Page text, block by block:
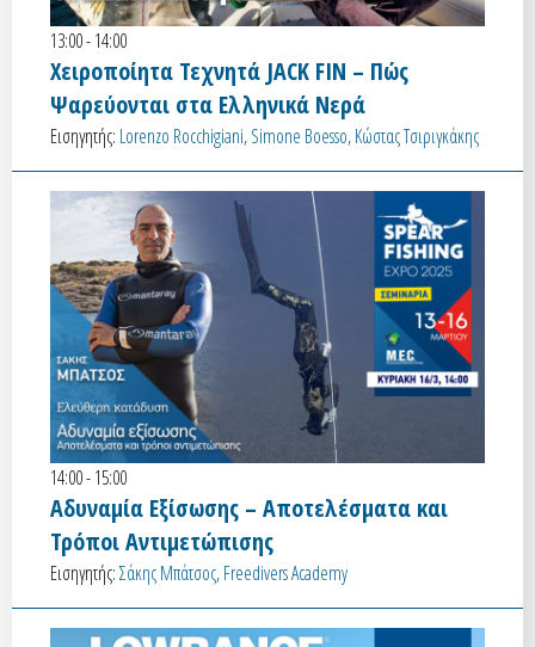
13:00 - 14:00
Χειροποίητα Τεχνητά JACK FIN – Πώς
Ψαρεύονται στα Ελληνικά Νερά
Εισηγητής: Lorenzo Rocchigiani, Simone Boesso, Κώστας Τσιριγκάκης
14:00 - 15:00
Αδυναμία Εξίσωσης – Αποτελέσματα και
Τρόποι Αντιμετώπισης
Εισηγητής:Σάκης Μπάτσος, Freedivers Academy